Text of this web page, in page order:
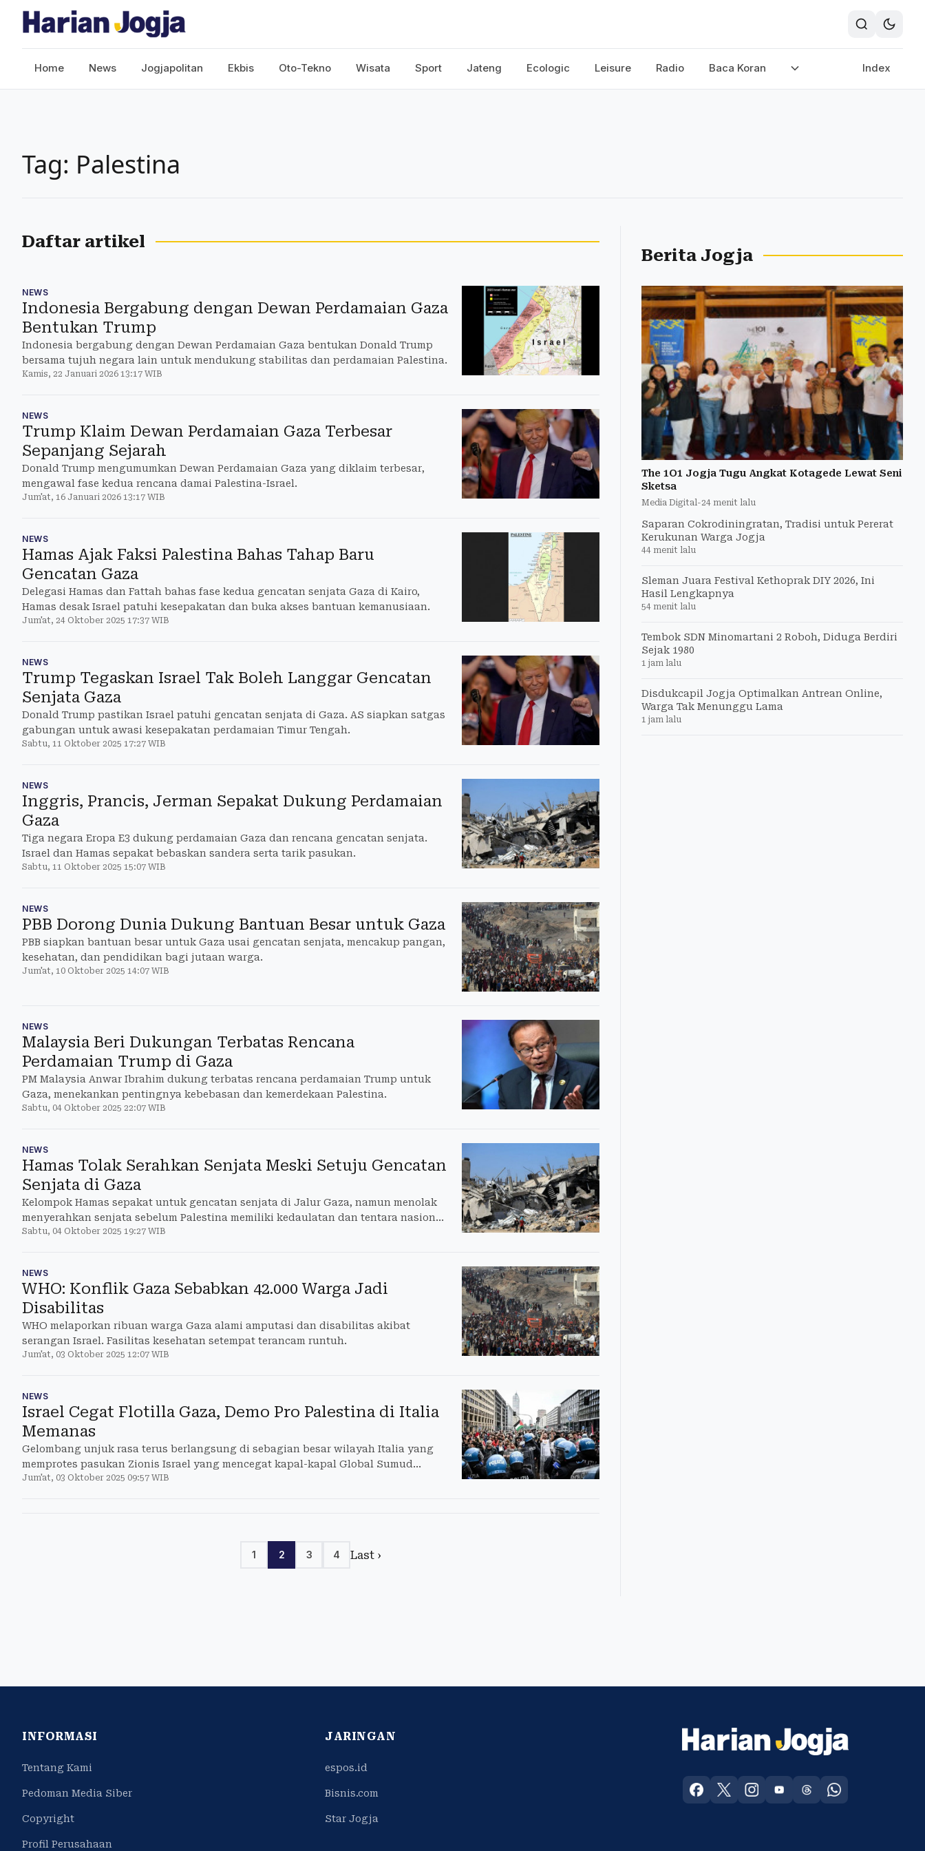
Home News Jogjapolitan Ekbis Oto-Tekno Wisata Sport Jateng Ecologic Leisure Radio Baca Koran Index
Tag: Palestina
Daftar artikel
NEWS
Indonesia Bergabung dengan Dewan Perdamaian Gaza
Bentukan Trump
Indonesia bergabung dengan Dewan Perdamaian Gaza bentukan Donald Trump
bersama tujuh negara lain untuk mendukung stabilitas dan perdamaian Palestina.
Kamis, 22 Januari 2026 13:17 WIB
NEWS
Trump Klaim Dewan Perdamaian Gaza Terbesar
Sepanjang Sejarah
Donald Trump mengumumkan Dewan Perdamaian Gaza yang diklaim terbesar,
mengawal fase kedua rencana damai Palestina-Israel.
Jum'at, 16 Januari 2026 13:17 WIB
NEWS
Hamas Ajak Faksi Palestina Bahas Tahap Baru
Gencatan Gaza
Delegasi Hamas dan Fattah bahas fase kedua gencatan senjata Gaza di Kairo,
Hamas desak Israel patuhi kesepakatan dan buka akses bantuan kemanusiaan.
Jum'at, 24 Oktober 2025 17:37 WIB
NEWS
Trump Tegaskan Israel Tak Boleh Langgar Gencatan
Senjata Gaza
Donald Trump pastikan Israel patuhi gencatan senjata di Gaza. AS siapkan satgas
gabungan untuk awasi kesepakatan perdamaian Timur Tengah.
Sabtu, 11 Oktober 2025 17:27 WIB
NEWS
Inggris, Prancis, Jerman Sepakat Dukung Perdamaian
Gaza
Tiga negara Eropa E3 dukung perdamaian Gaza dan rencana gencatan senjata.
Israel dan Hamas sepakat bebaskan sandera serta tarik pasukan.
Sabtu, 11 Oktober 2025 15:07 WIB
NEWS
PBB Dorong Dunia Dukung Bantuan Besar untuk Gaza
PBB siapkan bantuan besar untuk Gaza usai gencatan senjata, mencakup pangan,
kesehatan, dan pendidikan bagi jutaan warga.
Jum'at, 10 Oktober 2025 14:07 WIB
NEWS
Malaysia Beri Dukungan Terbatas Rencana
Perdamaian Trump di Gaza
PM Malaysia Anwar Ibrahim dukung terbatas rencana perdamaian Trump untuk
Gaza, menekankan pentingnya kebebasan dan kemerdekaan Palestina.
Sabtu, 04 Oktober 2025 22:07 WIB
NEWS
Hamas Tolak Serahkan Senjata Meski Setuju Gencatan
Senjata di Gaza
Kelompok Hamas sepakat untuk gencatan senjata di Jalur Gaza, namun menolak
menyerahkan senjata sebelum Palestina memiliki kedaulatan dan tentara nasional
sendir
Sabtu, 04 Oktober 2025 19:27 WIB
NEWS
WHO: Konflik Gaza Sebabkan 42.000 Warga Jadi
Disabilitas
WHO melaporkan ribuan warga Gaza alami amputasi dan disabilitas akibat
serangan Israel. Fasilitas kesehatan setempat terancam runtuh.
Jum'at, 03 Oktober 2025 12:07 WIB
NEWS
Israel Cegat Flotilla Gaza, Demo Pro Palestina di Italia
Memanas
Gelombang unjuk rasa terus berlangsung di sebagian besar wilayah Italia yang
memprotes pasukan Zionis Israel yang mencegat kapal-kapal Global Sumud
Flotilla.
Jum'at, 03 Oktober 2025 09:57 WIB
1 2 3 4 Last ›
Berita Jogja
The 1O1 Jogja Tugu Angkat Kotagede Lewat Seni
Sketsa
Media Digital -24 menit lalu
Saparan Cokrodiningratan, Tradisi untuk Pererat
Kerukunan Warga Jogja
44 menit lalu
Sleman Juara Festival Kethoprak DIY 2026, Ini
Hasil Lengkapnya
54 menit lalu
Tembok SDN Minomartani 2 Roboh, Diduga Berdiri
Sejak 1980
1 jam lalu
Disdukcapil Jogja Optimalkan Antrean Online,
Warga Tak Menunggu Lama
1 jam lalu
INFORMASI
Tentang Kami
Pedoman Media Siber
Copyright
Profil Perusahaan
JARINGAN
espos.id
Bisnis.com
Star Jogja